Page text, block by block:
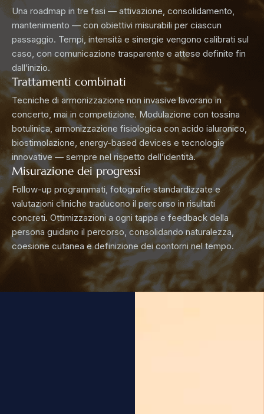
Una roadmap in tre fasi — attivazione, consolidamento,
mantenimento — con obiettivi misurabili per ciascun
passaggio. Tempi, intensità e sinergie vengono calibrati sul
caso, con comunicazione trasparente e attese definite fin
dall’inizio.
Trattamenti combinati
Tecniche di armonizzazione non invasive lavorano in
concerto, mai in competizione. Modulazione con tossina
botulinica, armonizzazione fisiologica con acido ialuronico,
biostimolazione, energy-based devices e tecnologie
innovative — sempre nel rispetto dell’identità.
Misurazione dei progressi
Follow-up programmati, fotografie standardizzate e
valutazioni cliniche traducono il percorso in risultati
concreti. Ottimizzazioni a ogni tappa e feedback della
persona guidano il percorso, consolidando naturalezza,
coesione cutanea e definizione dei contorni nel tempo.